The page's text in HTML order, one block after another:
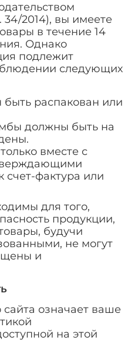
2014), вы имеете
в течение 14
Однако
подлежит
следующих
распакован или
должны быть на
вместе с
счет-фактура или
для того,
продукции,
будучи
не могут
и
означает ваше
на этой